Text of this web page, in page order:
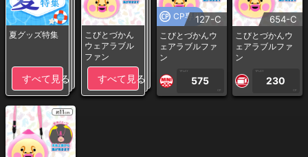
夏グッズ特集
すべて見る
こびとづかん
ウェアラブル
ファン
すべて見る
CP専用127-C
こびとづかんウ
ェアラブルファ
ン
1PLAY
575
CP
654-C
こびとづかんウ
ェアラブルファ
ン
1PLAY
230
CP